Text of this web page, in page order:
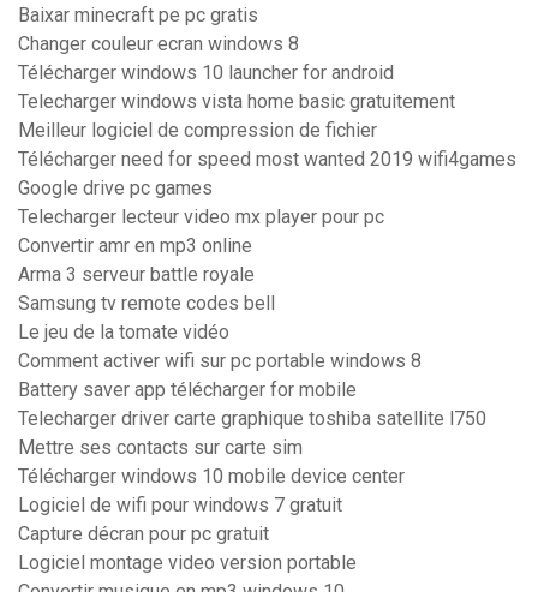
Baixar minecraft pe pc gratis
Changer couleur ecran windows 8
Télécharger windows 10 launcher for android
Telecharger windows vista home basic gratuitement
Meilleur logiciel de compression de fichier
Télécharger need for speed most wanted 2019 wifi4games
Google drive pc games
Telecharger lecteur video mx player pour pc
Convertir amr en mp3 online
Arma 3 serveur battle royale
Samsung tv remote codes bell
Le jeu de la tomate vidéo
Comment activer wifi sur pc portable windows 8
Battery saver app télécharger for mobile
Telecharger driver carte graphique toshiba satellite l750
Mettre ses contacts sur carte sim
Télécharger windows 10 mobile device center
Logiciel de wifi pour windows 7 gratuit
Capture décran pour pc gratuit
Logiciel montage video version portable